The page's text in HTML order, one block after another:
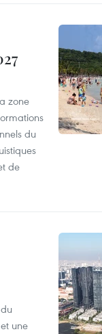
zone
du
de
une